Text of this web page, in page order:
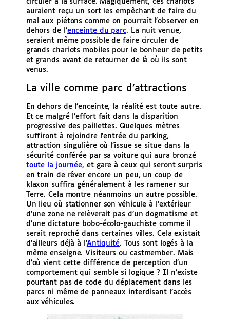
circuler à la surface. Magiquement, ces chariots
auraient reçu un sort les empêchant de faire du
mal aux piétons comme on pourrait l’observer en
dehors de l’enceinte du parc. La nuit venue,
seraient même possible de faire circuler de
grands chariots mobiles pour le bonheur de petits
et grands avant de retourner de là où ils sont
venus.
La ville comme parc d’attractions
En dehors de l’enceinte, la réalité est toute autre.
Et ce malgré l’effort fait dans la disparition
progressive des paillettes. Quelques mètres
suffiront à rejoindre l’entrée du parking,
attraction singulière où l’issue se situe dans la
sécurité conférée par sa voiture qui aura bronzé
toute la journée, et gare à ceux qui seront surpris
en train de rêver encore un peu, un coup de
klaxon suffira généralement à les ramener sur
Terre. Cela montre néanmoins un autre possible.
Un lieu où stationner son véhicule à l’extérieur
d’une zone ne relèverait pas d’un dogmatisme et
d’une dictature bobo-écolo-gauchiste comme il
serait reproché dans certaines villes. Cela existait
d’ailleurs déjà à l’Antiquité. Tous sont logés à la
même enseigne. Visiteurs ou castmember. Mais
d’où vient cette différence de perception d’un
comportement qui semble si logique ? Il n’existe
pourtant pas de code du déplacement dans les
parcs ni même de panneaux interdisant l’accès
aux véhicules.